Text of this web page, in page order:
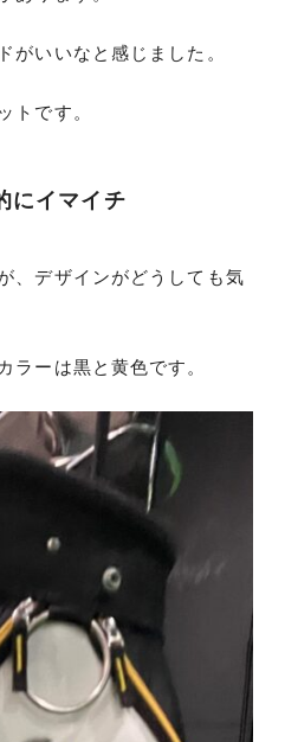
がいいなと感じました。
トです。
にイマイチ
、デザインがどうしても気
ラーは黒と黄色です。